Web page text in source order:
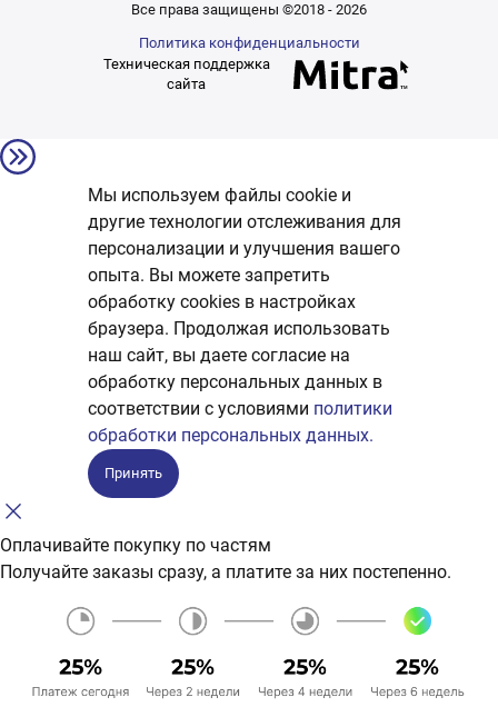
Все права защищены ©2018 - 2026
Политика конфиденциальности
Техническая поддержка
сайта
Мы используем файлы cookie и
другие технологии отслеживания для
персонализации и улучшения вашего
опыта. Вы можете запретить
обработку сookies в настройках
браузера. Продолжая использовать
наш сайт, вы даете согласие на
обработку персональных данных в
соответствии с условиями политики
обработки персональных данных.
Принять
Оплачивайте покупку по частям
Получайте заказы сразу, а платите за них постепенно.